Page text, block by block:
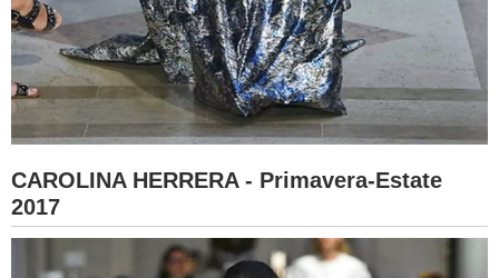
CAROLINA HERRERA - Primavera-Estate
2017